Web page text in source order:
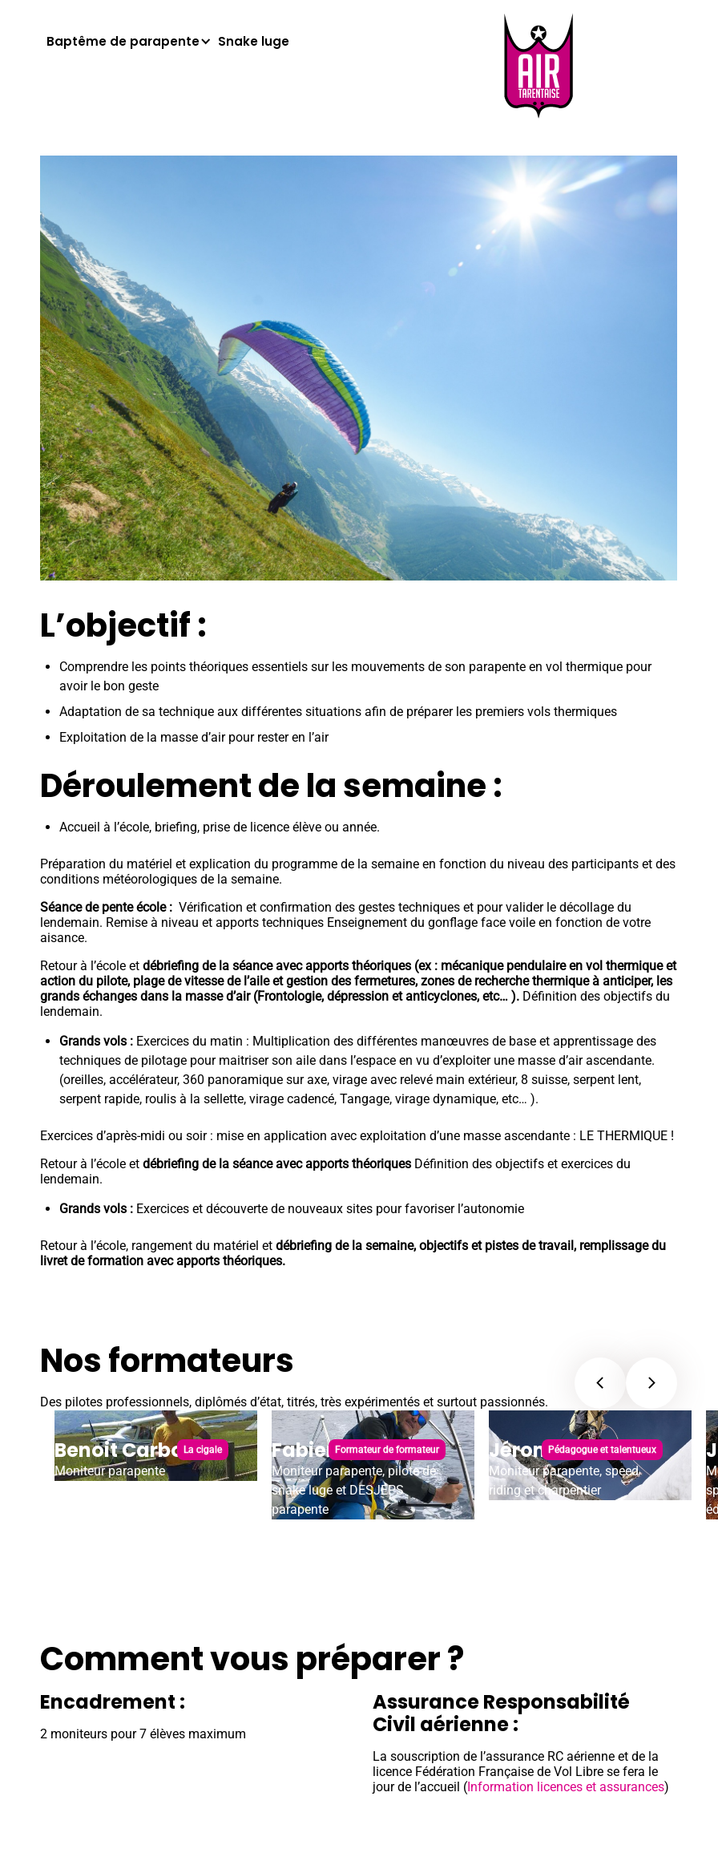
Baptême de parapente Snake luge
L’objectif:
Comprendre les points théoriques essentiels sur les mouvements de son parapente en vol thermique pour
avoir le bon geste
Adaptation de sa technique aux différentes situations afin de préparer les premiers vols thermiques
Exploitation de la masse d’air pour rester en l’air
Déroulement de la semaine:
Accueil à l’école, briefing, prise de licence élève ou année.
Préparation du matériel et explication du programme de la semaine en fonction du niveau des participants et des
conditions météorologiques de la semaine.
Séance de pente école : Vérification et confirmation des gestes techniques et pour valider le décollage du
lendemain. Remise à niveau et apports techniques Enseignement du gonflage face voile en fonction de votre
aisance.
Retour à l’école et débriefing de la séance avec apports théoriques (ex : mécanique pendulaire en vol thermique et
action du pilote, plage de vitesse de l’aile et gestion des fermetures, zones de recherche thermique à anticiper, les
grands échanges dans la masse d’air (Frontologie, dépression et anticyclones, etc… ). Définition des objectifs du
lendemain.
Grands vols : Exercices du matin : Multiplication des différentes manœuvres de base et apprentissage des
techniques de pilotage pour maitriser son aile dans l’espace en vu d’exploiter une masse d’air ascendante.
(oreilles, accélérateur, 360 panoramique sur axe, virage avec relevé main extérieur, 8 suisse, serpent lent,
serpent rapide, roulis à la sellette, virage cadencé, Tangage, virage dynamique, etc… ).
Exercices d’après-midi ou soir : mise en application avec exploitation d’une masse ascendante : LE THERMIQUE !
Retour à l’école et débriefing de la séance avec apports théoriques Définition des objectifs et exercices du
lendemain.
Grands vols : Exercices et découverte de nouveaux sites pour favoriser l’autonomie
Retour à l’école, rangement du matériel et débriefing de la semaine, objectifs et pistes de travail, remplissage du
livret de formation avec apports théoriques.
Nos formateurs
Des pilotes professionnels, diplômés d’état, titrés, très expérimentés et surtout passionnés.
Benoit Carbonel
Moniteur parapente
La cigale Fabien Colin
Moniteur parapente, pilote de
snake luge et DESJEPS
parapente
Formateur de formateur Jérome Bes
Moniteur parapente, speed
riding et charpentier
Pédagogue et talentueux
Comment vous préparer ?
Encadrement :
2 moniteurs pour 7 élèves maximum
Assurance Responsabilité
Civil aérienne :
La souscription de l’assurance RC aérienne et de la
licence Fédération Française de Vol Libre se fera le
jour de l’accueil (Information licences et assurances)